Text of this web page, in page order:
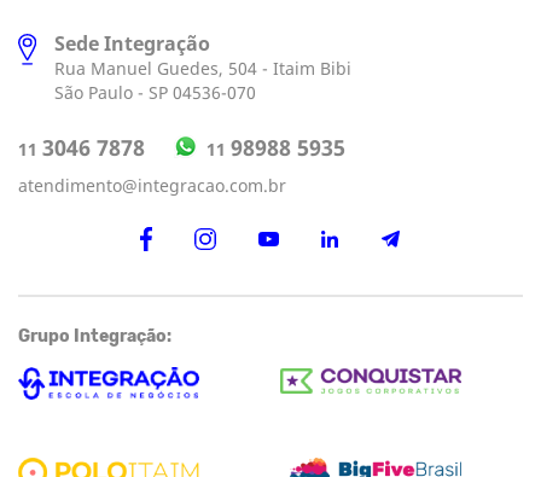
Sede Integração
Rua Manuel Guedes, 504 - Itaim Bibi
São Paulo - SP 04536-070
11 3046 7878 11 98988 5935
atendimento@integracao.com.br
Grupo Integração: